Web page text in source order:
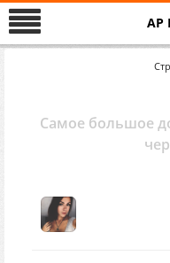
AP
Самое большое